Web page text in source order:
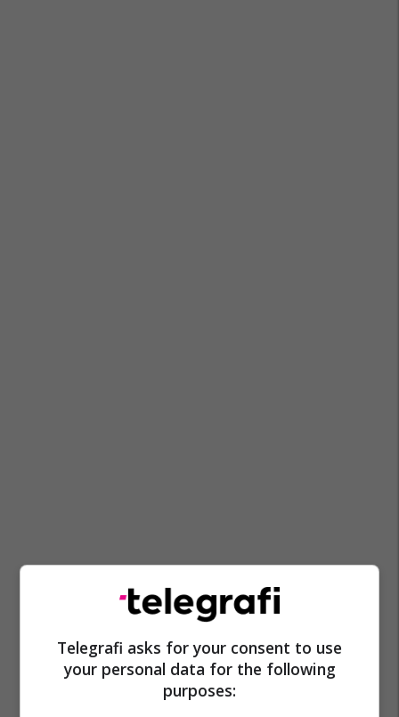
Telegrafi asks for your consent to use
your personal data for the following
purposes: